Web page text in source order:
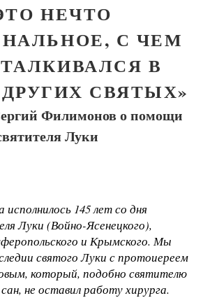
НЕЧТО
С ЧЕМ
В
СВЯТЫХ»
Филимонов о помощи
Луки
исполнилось 145 лет со дня
Луки (Войно-Ясенецкого),
и Крымского. Мы
святого Луки с протоиереем
который, подобно святителю
не оставил работу хирурга.